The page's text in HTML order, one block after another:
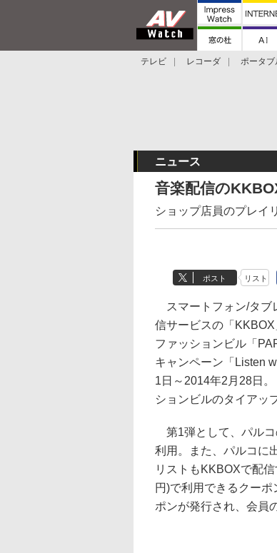
テレビ レコーダ ポータブ
ニュース
音楽配信の
ショップ店員のプレイ
ポスト リスト
スマートフォン/タブ
信サービスの「KKBOX
ファッションビル「
キャンペーン「Listen
1日～2014年2月28日
ションビルのタイアッ
第1弾として、パルコ
利用。また、パルコに
リストもKKBOXで配
円)で利用できるクー
ポンが発行され、会員